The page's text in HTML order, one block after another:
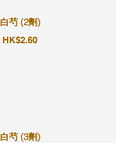
白芍 (2劑)
HK$2.60
白芍 (3劑)